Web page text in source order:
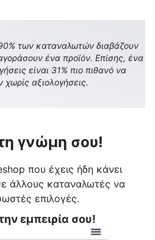
των καταναλωτών διαβάζουν
ένα προϊόν. Επίσης, ένα
είναι 31% πιο πιθανό να
αξιολογήσεις.
γνώμη σου!
που έχεις ήδη κάνει
άλλους καταναλωτές να
επιλογές.
εμπειρία σου!